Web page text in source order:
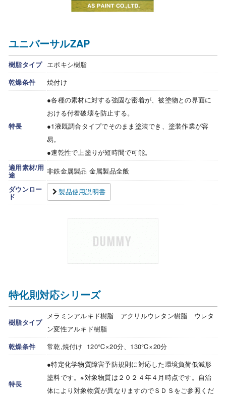
ユニバーサルZAP
樹脂タイプ エポキシ樹脂
乾燥条件
焼付け
特長
●各種の素材に対する強固な密着が、被塗物との界面に
おける付着破壊を防止する。
●1液既調合タイプでそのまま塗装でき、塗装作業が容
易。
●速乾性で上塗りが短時間で可能。
適用素材/用
途
非鉄金属製品 金属製品全般
ダウンロー
ド
製品使用説明書
特化則対応シリーズ
樹脂タイプ
メラミンアルキド樹脂 アクリルウレタン樹脂 ウレタ
ン変性アルキド樹脂
乾燥条件
常乾,焼付け 120℃×20分、130℃×20分
特長
●特定化学物質障害予防規則に対応した環境負荷低減形
塗料です。※対象物質は２０２４年４月時点です。自治
体により対象物質が異なりますのでＳＤＳをご参照くだ